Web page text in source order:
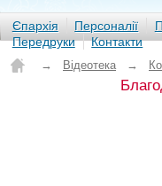
Єпархія Персоналії
Передруки
Контакти
→ Відеотека →